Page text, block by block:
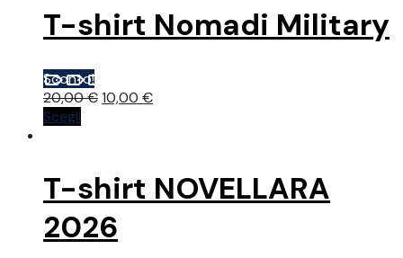
a
20,00 €
varianti.
Le
opzioni
possono
essere
scelte
del
prodotto
T-shirt Nomadi Military
Sconto!
20,00€Il10,00 €Il
Scegli
varianti.
Le
opzioni
possono
T-shirt NOVELLARA
2026